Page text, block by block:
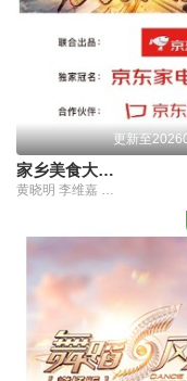
更新至
家乡美食大赛湖南站